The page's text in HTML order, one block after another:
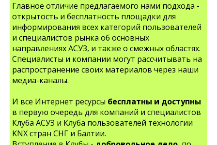
Главное отличие предлагаемого нами подхода -
открытость и бесплатность площадки для
информирования всех категорий пользователей
и специалистов рынка об основных
направлениях АСУЗ, и также о смежных областях.
Специалисты и компании могут рассчитывать на
распространение своих материалов через наши
медиа-каналы.
И все Интернет ресурсы бесплатны и доступны
в первую очередь для компаний и специалистов
Клуба АСУЗ и Клуба пользователей технологии
KNX стран СНГ и Балтии.